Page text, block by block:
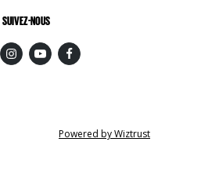
SUIVEZ-NOUS
Powered by Wiztrust